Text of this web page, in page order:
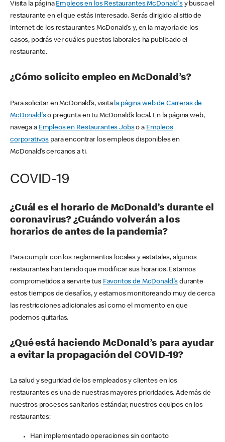
Visita la página Empleos en los Restaurantes McDonald'sy busca el
restaurante en el que estás interesado. Serás dirigido al sitio de
internet de los restaurantes McDonald’s y, en la mayoría de los
casos, podrás ver cuáles puestos laborales ha publicado el
restaurante.
¿Cómo solicito empleo en McDonald’s?
Para solicitar en McDonald’s, visita la página web de Carreras de
McDonald'so pregunta en tu McDonald’s local. En la página web,
navega a Empleos en Restaurantes Jobso a Empleos
corporativos para encontrar los empleos disponibles en
McDonald’s cercanos a ti.
COVID-19
¿Cuál es el horario de McDonald’s durante el
coronavirus? ¿Cuándo volverán a los
horarios de antes de la pandemia?
Para cumplir con los reglamentos locales y estatales, algunos
restaurantes han tenido que modificar sus horarios. Estamos
comprometidos a servirte tus Favoritos de McDonald's durante
estos tiempos de desafíos, y estamos monitoreando muy de cerca
las restricciones adicionales así como el momento en que
podemos quitarlas.
¿Qué está haciendo McDonald’s para ayudar
a evitar la propagación del COVID-19?
La salud y seguridad de los empleados y clientes en los
restaurantes es una de nuestras mayores prioridades. Además de
nuestros procesos sanitarios estándar, nuestros equipos en los
restaurantes:
Han implementado operaciones sin contacto